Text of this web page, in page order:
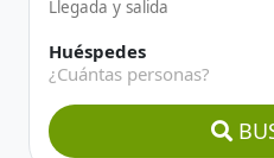
Huéspedes
¿Cuántas personas?